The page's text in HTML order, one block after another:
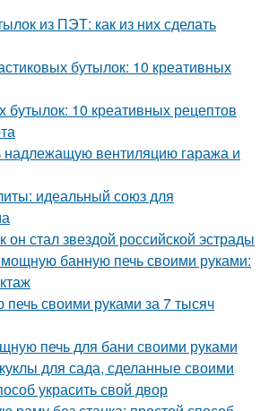
из ПЭТ: как из них сделать
бутылок: 10 креативных
бутылок: 10 креативных рецептов
надлежащую вентиляцию гаража и
идеальный союз для
он стал звездой российской эстрады
банную печь своими руками:
своими руками за 7 тысяч
печь для бани своими руками
для сада, сделанные своими
украсить свой двор